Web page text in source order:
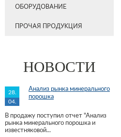
ОБОРУДОВАНИЕ
ПРОЧАЯ ПРОДУКЦИЯ
НОВОСТИ
28.
04.
Анализ рынка минерального
порошка
В продажу поступил отчет "Анализ
рынка минерального порошка и
известняковой...